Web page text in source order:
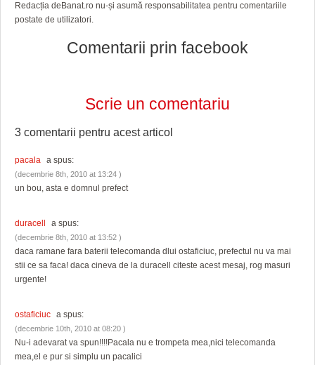
Redacția deBanat.ro nu-și asumă responsabilitatea pentru comentariile
postate de utilizatori.
Comentarii prin facebook
Scrie un comentariu
3 comentarii pentru acest articol
pacala a spus:
(decembrie 8th, 2010 at 13:24 )
un bou, asta e domnul prefect
duracell a spus:
(decembrie 8th, 2010 at 13:52 )
daca ramane fara baterii telecomanda dlui ostaficiuc, prefectul nu va mai
stii ce sa faca! daca cineva de la duracell citeste acest mesaj, rog masuri
urgente!
ostaficiuc a spus:
(decembrie 10th, 2010 at 08:20 )
Nu-i adevarat va spun!!!!Pacala nu e trompeta mea,nici telecomanda
mea,el e pur si simplu un pacalici